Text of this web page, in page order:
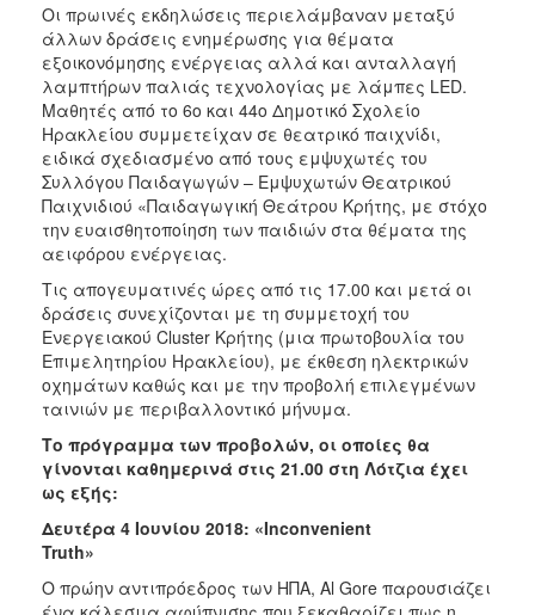
Οι πρωινές εκδηλώσεις περιελάμβαναν μεταξύ
άλλων δράσεις ενημέρωσης για θέματα
εξοικονόμησης ενέργειας αλλά και ανταλλαγή
λαμπτήρων παλιάς τεχνολογίας με λάμπες LED.
Μαθητές από το 6ο και 44ο Δημοτικό Σχολείο
Ηρακλείου συμμετείχαν σε θεατρικό παιχνίδι,
ειδικά σχεδιασμένο από τους εμψυχωτές του
Συλλόγου Παιδαγωγών – Εμψυχωτών Θεατρικού
Παιχνιδιού «Παιδαγωγική Θεάτρου Κρήτης, με στόχο
την ευαισθητοποίηση των παιδιών στα θέματα της
αειφόρου ενέργειας.
Τις απογευματινές ώρες από τις 17.00 και μετά οι
δράσεις συνεχίζονται με τη συμμετοχή του
Ενεργειακού Cluster Κρήτης (μια πρωτοβουλία του
Επιμελητηρίου Ηρακλείου), με έκθεση ηλεκτρικών
οχημάτων καθώς και με την προβολή επιλεγμένων
ταινιών με περιβαλλοντικό μήνυμα.
Το πρόγραμμα των προβολών, οι οποίες θα
γίνονται καθημερινά στις 21.00 στη Λότζια έχει
ως εξής:
Δευτέρα 4 Ιουνίου 2018: «Inconvenient
Truth»
Ο πρώην αντιπρόεδρος των ΗΠΑ, Al Gore παρουσιάζει